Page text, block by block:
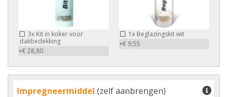
3x Kit in koker voor
dakbedekking
+€ 28,80
1xBeglazingskit wit
+€ 9,55
Impregneermiddel (zelf aanbrengen)